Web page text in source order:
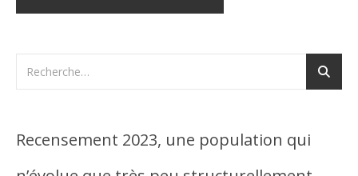
Recensement 2023, une population qui